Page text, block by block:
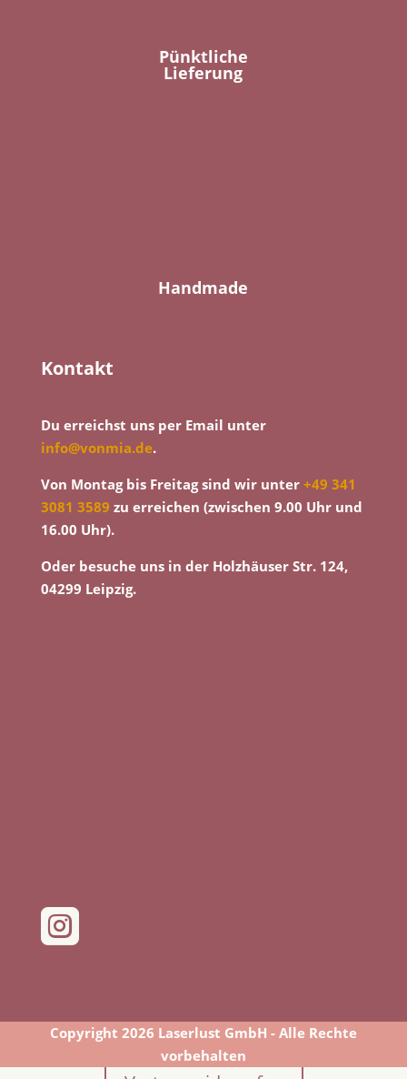
Pünktliche
Lieferung
Handmade
Kontakt
Du erreichst uns per Email unter
info@vonmia.de.
Von Montag bis Freitag sind wir unter +49 341
3081 3589 zu erreichen (zwischen 9.00 Uhr und
16.00 Uhr).
Oder besuche uns in der Holzhäuser Str. 124,
04299 Leipzig.

Copyright 2026 Laserlust GmbH - Alle Rechte
vorbehalten